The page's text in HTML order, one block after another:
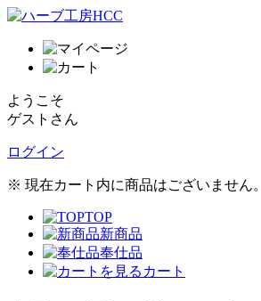
ようこそ
ゲストさん
ログイン
※ 現在カート内に商品はございません。
TOP
新商品
奉仕品
カート